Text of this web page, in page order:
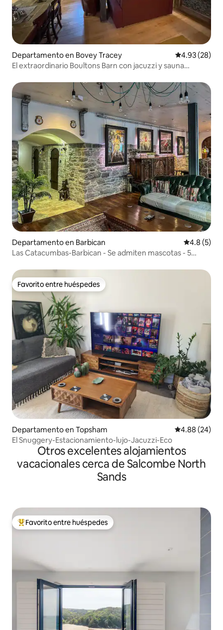
Departamento en Bovey Tracey Calificación
4.93 (28)
El extraordinario Boultons Barn con jacuzzi y sauna
Departamento en Barbican
4.8 (5)
Las Catacumbas-Barbican - Se admiten mascotas - 5
Favorito entre huéspedes
Favorito entre huéspedes
Departamento en Topsham Calificación
4.88 (24)
El Snuggery-Estacionamiento-lujo-Jacuzzi-Eco
Otros excelentes alojamientos
vacacionales cerca de Salcombe North
Sands
De los mejores en Favorito entre huéspedes
Favorito entre huéspedes